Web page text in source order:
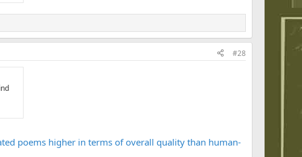
#28
poems higher in terms of overall quality than human-